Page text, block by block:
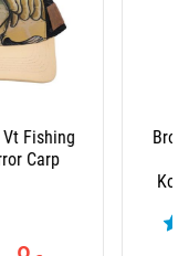
Broek Voor Heren
Polar Kombats
beoordelingen)